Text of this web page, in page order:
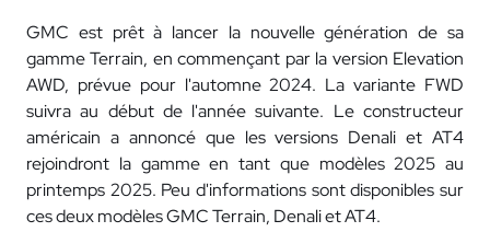
GMC est prêt à lancer la nouvelle génération de sa
gamme Terrain, en commençant par la version Elevation
AWD, prévue pour l'automne 2024. La variante FWD
suivra au début de l'année suivante. Le constructeur
américain a annoncé que les versions Denali et AT4
rejoindront la gamme en tant que modèles 2025 au
printemps 2025. Peu d'informations sont disponibles sur
ces deux modèles GMC Terrain, Denali et AT4.